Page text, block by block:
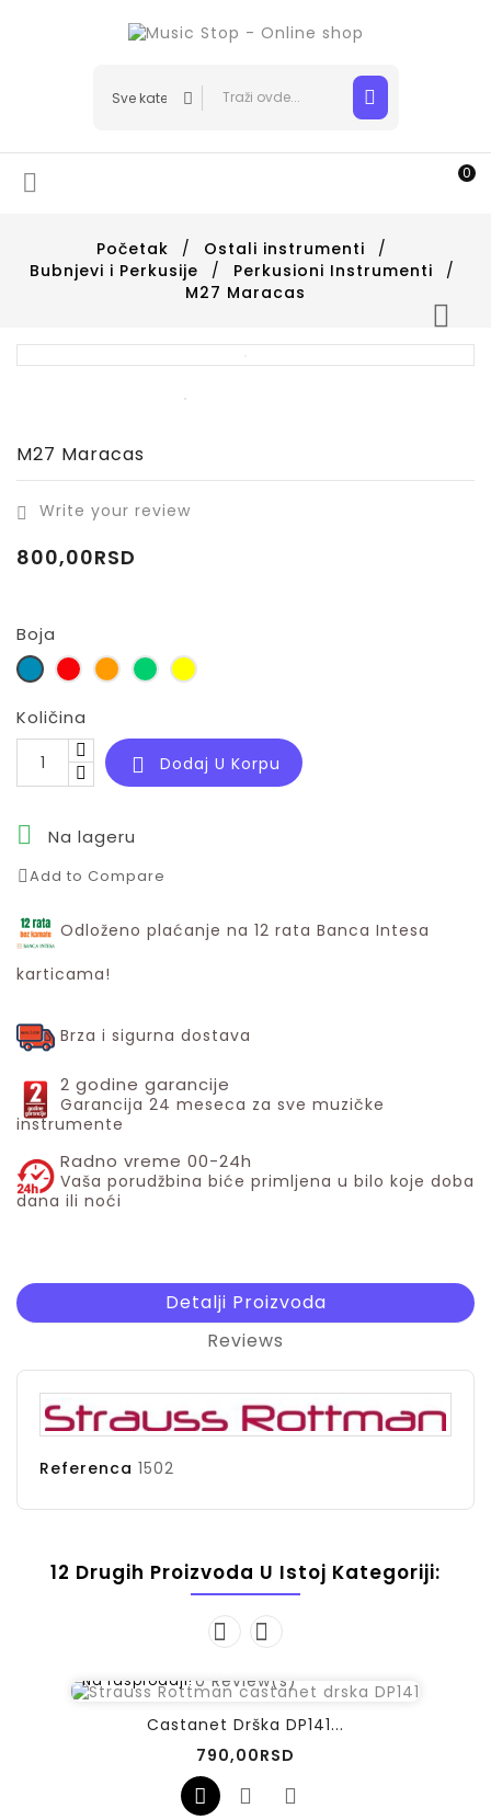
 0
Početak
Ostali instrumenti
Bubnjevi i Perkusije
Perkusioni Instrumenti
M27 Maracas

M27 Maracas
 Write your review
800,00RSD
Boja
PlavaCrvenaSunburst
Orange
ZelenaŽuta
Količina
 Dodaj U Korpu
 Na lageru
Add to Compare
Odloženo plaćanje na 12 rata Banca Intesa
karticama!
Brza i sigurna dostava
2 godine garancije
Garancija 24 meseca za sve muzičke
instrumente
Radno vreme 00-24h
Vaša porudžbina biće primljena u bilo koje doba
dana ili noći
Detalji Proizvoda
Reviews
Referenca 1502
12 Drugih Proizvoda U Istoj Kategoriji:
Na rasprodaji! 0 Review(s)
Castanet Drška DP141...
790,00RSD